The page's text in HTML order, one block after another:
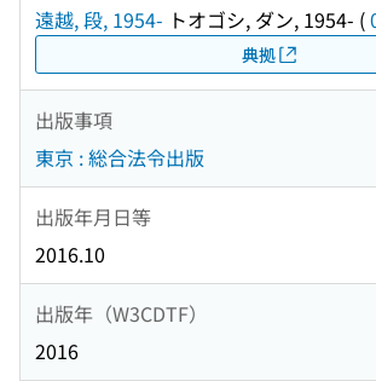
遠越, 段, 1954- トオゴシ, ダン, 1954- (
典拠
出版事項
東京 : 総合法令出版
出版年月日等
2016.10
出版年（W3CDTF）
2016